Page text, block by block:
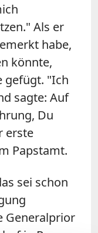
Als er
habe,
könnte,
gefügt. "Ich
sagte: Auf
Du
erste
Papstamt.
sei schon
Generalprior